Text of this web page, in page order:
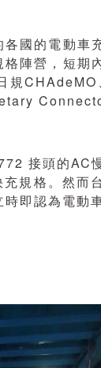
國的電動車
陣營，短期
規
接頭的AC
規格。然而
即認為電動